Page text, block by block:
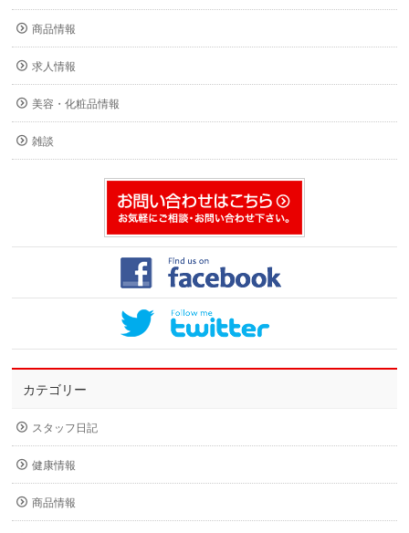
商品情報
求人情報
美容・化粧品情報
雑談
カテゴリー
スタッフ日記
健康情報
商品情報